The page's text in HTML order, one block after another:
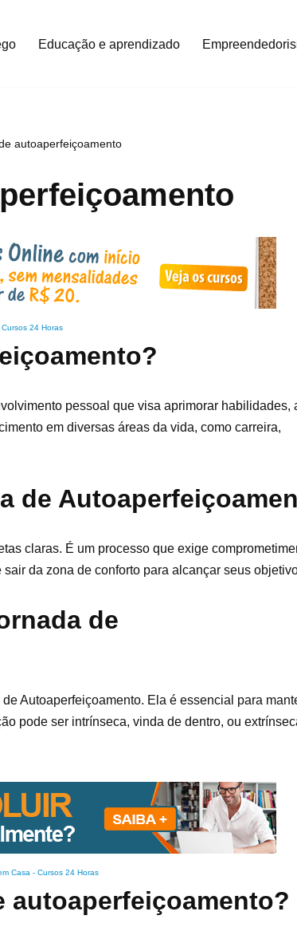
Educação e aprendizado
autoaperfeiçoamento
Cursos 24 Horas
pessoal que visa aprimorar habilidades,
em diversas áreas da vida, como carreira,
de
claras. É um processo que exige
da zona de conforto para alcançar seus
de
Autoaperfeiçoamento. Ela é essencial para
pode ser intrínseca, vinda de dentro, ou
Casa - Cursos 24 Horas